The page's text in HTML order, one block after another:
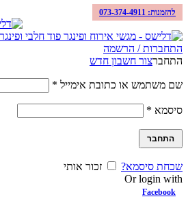
להזמנות: 073-374-4911
התחברות / הרשמה
התחברצור חשבון חדש
שם משתמש או כתובת אימייל *
סיסמא *
התחבר
שכחת סיסמא?
זכור אותי
Or login with
Facebook